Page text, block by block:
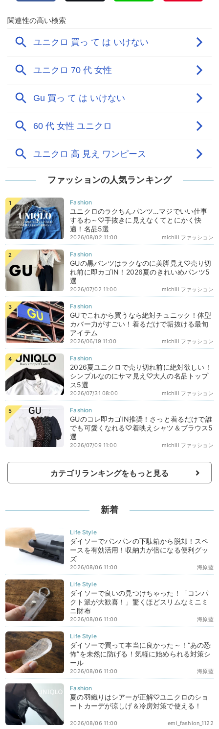
ファッションの人気ランキング
ユニクロのラクちんパンツ…マジでいい仕事
するわ～♡手抜きに見えなくてとにかく快
適！名品5選
michill ファッション
2026/08/02 11:00
GUの黒パンツはラクなのに美脚見え♡売り切
れ前に即カゴIN！2026夏のきれいめパンツ5
選
michill ファッション
2026/07/02 11:00
GUでこれから買うなら絶対チュニック！体型
カバー力がすごい！着るだけで垢抜ける最旬
アイテム
michill ファッション
2026/06/19 11:00
2026夏ユニクロで売り切れ前に絶対欲しい！
シンプルなのにサマ見え♡大人の名品トップ
ス5選
michill ファッション
2026/07/31 08:00
GUのコレ即カゴIN推奨！さっと着るだけで誰
でも可愛くなれる♡着映えシャツ＆ブラウス5
選
michill ファッション
2026/07/09 11:00
カテゴリランキングをもっと見る
新着
ダイソーでパンパンの下駄箱から脱却！スペ
ースを有効活用！収納力が倍になる便利グッ
ズ
海原藍
2026/08/06 11:00
ダイソーで良いの見つけちゃった！「コンパ
クト派が大歓喜！」驚くほどスリムなミニミ
ニ財布
海原藍
2026/08/06 11:00
ダイソーで買って本当に良かった～！“あの恐
怖”を未然に防げる！気軽に始められる対策シ
ール
海原藍
2026/08/06 11:00
夏の羽織りはシアーが正解♡ユニクロのショ
ートカーデが涼しげ＆冷房対策で使える！
emi_fashion_1122
2026/08/06 11:00